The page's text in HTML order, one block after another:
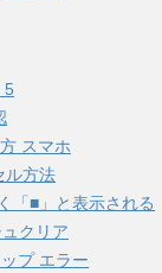
5
スマホ
ル方法
「■」と表示される
クリア
プ エラー